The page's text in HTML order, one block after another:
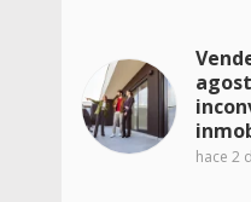
hace 2